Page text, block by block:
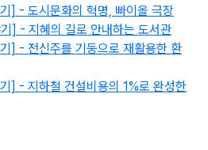
- 도시문화의 혁명, 빠이올 극장
- 지혜의 길로 안내하는 도서관
- 전신주를 기둥으로 재활용한 환
- 지하철 건설비용의 1%로 완성한